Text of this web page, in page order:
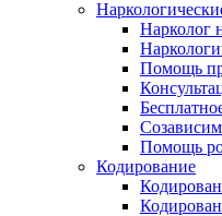
Нарколог
Помощь
Помощь
Кодирование